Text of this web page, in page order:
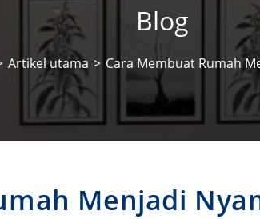
Blog
Artikel utama > Cara Membuat Rumah
Menjadi